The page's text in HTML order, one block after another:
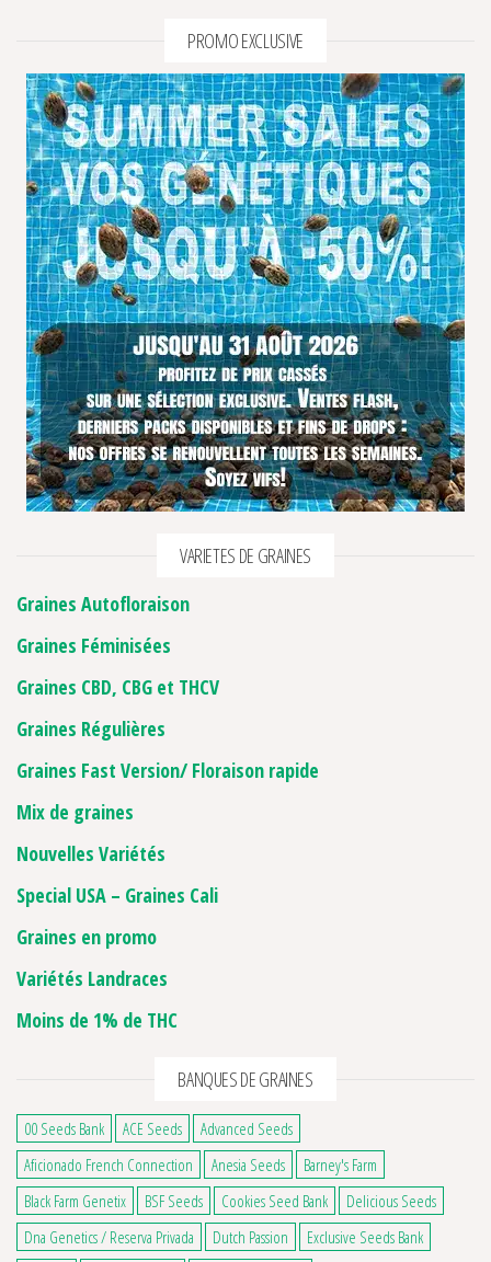
PROMO EXCLUSIVE
VARIETES DE GRAINES
Graines Autofloraison
Graines Féminisées
Graines CBD, CBG et THCV
Graines Régulières
Graines Fast Version/ Floraison rapide
Mix de graines
Nouvelles Variétés
Special USA – Graines Cali
Graines en promo
Variétés Landraces
Moins de 1% de THC
BANQUES DE GRAINES
00 Seeds Bank ACE Seeds
Advanced Seeds
Aficionado French Connection
Anesia Seeds
Barney's Farm
Black Farm Genetix
BSF Seeds Cookies Seed Bank
Delicious Seeds
Dna Genetics / Reserva Privada
Dutch Passion
Exclusive Seeds Bank